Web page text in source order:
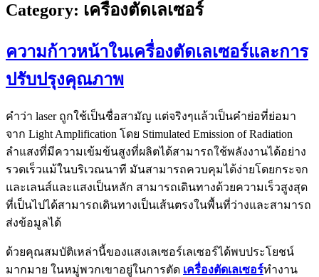
Category: เครื่องตัดเลเซอร์
ความก้าวหน้าในเครื่องตัดเลเซอร์และการ
ปรับปรุงคุณภาพ
คำว่า laser ถูกใช้เป็นชื่อสามัญ แต่จริงๆแล้วเป็นคำย่อที่ย่อมา
จาก Light Amplification โดย Stimulated Emission of Radiation
ลำแสงที่มีความเข้มข้นสูงที่ผลิตได้สามารถใช้พลังงานได้อย่าง
รวดเร็วแม้ในบริเวณนาที มันสามารถควบคุมได้ง่ายโดยกระจก
และเลนส์และแสงเป็นหลัก สามารถเดินทางด้วยความเร็วสูงสุด
ที่เป็นไปได้สามารถเดินทางเป็นเส้นตรงในพื้นที่ว่างและสามารถ
ส่งข้อมูลได้
ด้วยคุณสมบัติเหล่านี้ของแสงเลเซอร์เลเซอร์ได้พบประโยชน์
มากมาย ในหมู่พวกเขาอยู่ในการตัด เครื่องตัดเลเซอร์ทำงาน